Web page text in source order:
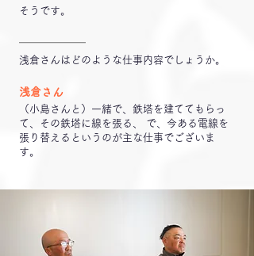
そうです。
━━━━━━
浅倉さんはどのような仕事内容でしょうか。
浅倉さん
（小島さんと）一緒で、鉄塔を建ててもらっ
て、その鉄塔に線を張る、 で、今ある電線を
張り替えるというのが主な仕事でございま
す。